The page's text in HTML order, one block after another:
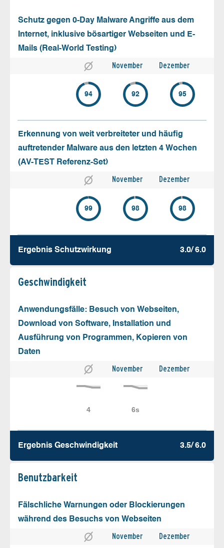
Schutz gegen 0-Day Malware Angriffe aus dem
Internet, inklusive bösartiger Webseiten und E-
Mails (Real-World Testing)
November Dezember
94 92 95
Erkennung von weit verbreiteter und häufig
auftretender Malware aus den letzten 4 Wochen
(AV-TEST Referenz-Set)
November Dezember
99 98 98
Ergebnis Schutz­wirkung 3.0/ 6.0
Geschw­indigkeit
Anwendungsfälle: Besuch von Webseiten,
Download von Software, Installation und
Ausführung von Programmen, Kopieren von
Daten
November Dezember
Ergebnis Geschw­indigkeit 3.5/ 6.0
Benutz­barkeit
Fälschliche Warnungen oder Blockierungen
während des Besuchs von Webseiten
November Dezember